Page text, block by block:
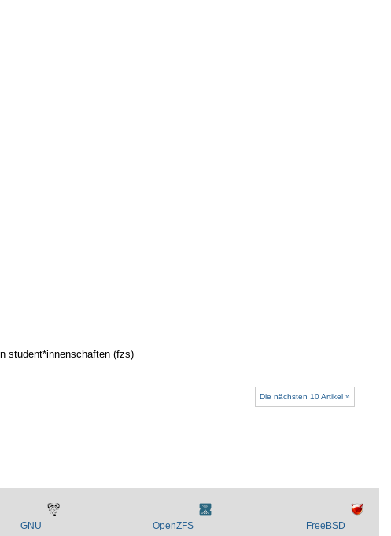
student*innenschaften (fzs)
Die nächsten 10 Artikel »
GNU OpenZFS FreeBSD